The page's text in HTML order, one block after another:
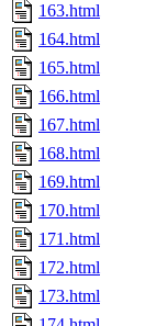
163.html
164.html
165.html
166.html
167.html
168.html
169.html
170.html
171.html
172.html
173.html